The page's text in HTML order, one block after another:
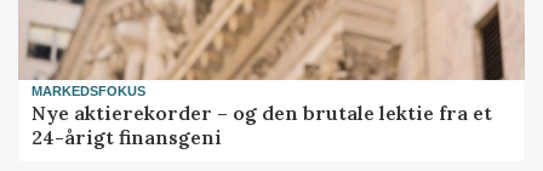
MARKEDSFOKUS
Nye aktierekorder – og den brutale lektie fra et
24-årigt finansgeni